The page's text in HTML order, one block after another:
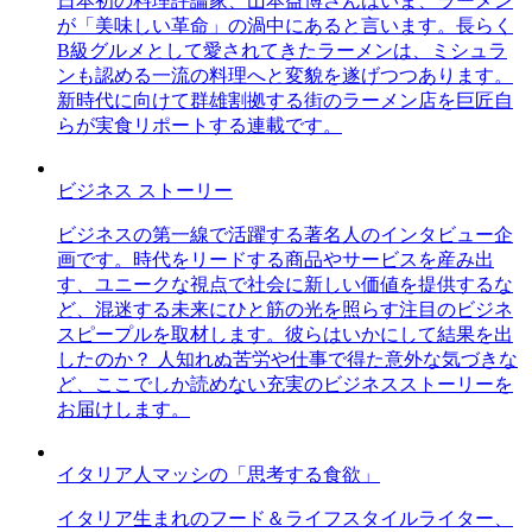
が「美味しい革命」の渦中にあると言います。長らく
B級グルメとして愛されてきたラーメンは、ミシュラ
ンも認める一流の料理へと変貌を遂げつつあります。
新時代に向けて群雄割拠する街のラーメン店を巨匠自
らが実食リポートする連載です。
ビジネス ストーリー
ビジネスの第一線で活躍する著名人のインタビュー企
画です。時代をリードする商品やサービスを産み出
す、ユニークな視点で社会に新しい価値を提供するな
ど、混迷する未来にひと筋の光を照らす注目のビジネ
スピープルを取材します。彼らはいかにして結果を出
したのか？ 人知れぬ苦労や仕事で得た意外な気づきな
ど、ここでしか読めない充実のビジネスストーリーを
お届けします。
イタリア人マッシの「思考する食欲」
イタリア生まれのフード＆ライフスタイルライター、